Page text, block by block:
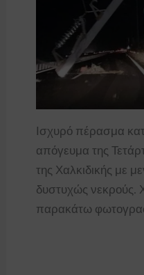
Ισχυρό πέρασμα
απόγευμα της
της Χαλκιδικής με
δυστυχώς νεκρούς.
παρακάτω